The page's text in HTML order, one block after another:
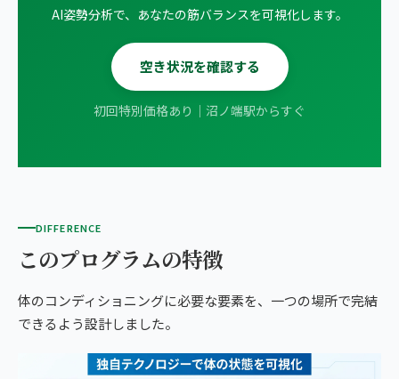
AI姿勢分析で、あなたの筋バランスを可視化します。
空き状況を確認する
初回特別価格あり｜沼ノ端駅からすぐ
DIFFERENCE
このプログラムの特徴
体のコンディショニングに必要な要素を、一つの場所で完結
できるよう設計しました。